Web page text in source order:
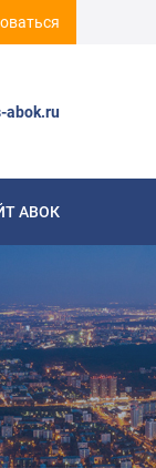
abok.ru
АВОК